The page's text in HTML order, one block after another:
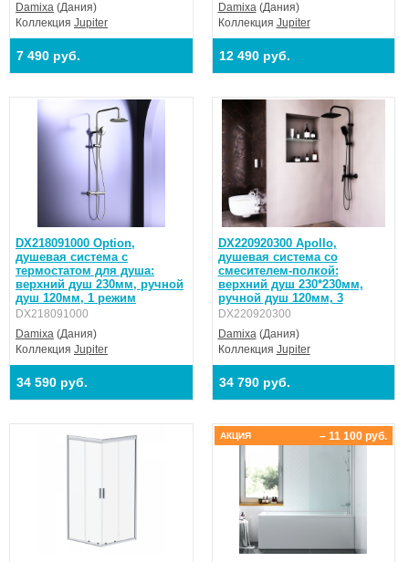
Damixa (Дания)
Коллекция Jupiter
7 490 руб.
Damixa(Дания)
Коллекция Jupiter
12 490 руб.
DX218091000 Option,
душевая система с
термостатом для душа:
верхний душ 230мм, ручной
душ 120мм, 1 режим
DX218091000
Damixa (Дания)
Коллекция Jupiter
34 590 руб.
DX220920300 Apollo,
душевая система со
смесителем-полкой:
верхний душ 230*230мм,
ручной душ 120мм, 3
DX220920300
Damixa(Дания)
Коллекция Jupiter
34 790 руб.
– 11 100 руб.
АКЦИЯ